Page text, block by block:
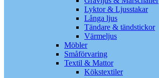
Lyktor & Ljusstakar
Långa ljus
Tändare & tändstickor
Värmeljus
Möbler
Småförvaring
Textil & Mattor
Kökstextiler